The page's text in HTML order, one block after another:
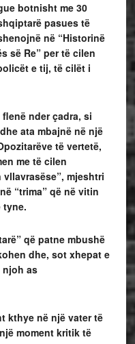
botnisht me 30
pasues të
në “Historinë
së Re” per të cilen
e tij, të cilët i
nder çadra, si
ata mbajnë në një
të vertetë,
me të cilen
mjeshtri
“trima” që në vitin
tyne.
që patne mbushë
dhe, sot xhepat e
njoh as
kthye në një vater të
moment kritik të